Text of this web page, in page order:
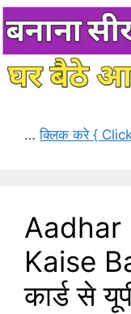
…क्लिक करे {
Aadhar
Kaise
कार्ड से